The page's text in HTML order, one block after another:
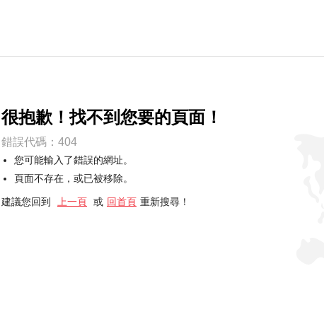
很抱歉！找不到您要的頁面！
錯誤代碼：404
您可能輸入了錯誤的網址。
頁面不存在，或已被移除。
建議您回到 上一頁 或 回首頁 重新搜尋！